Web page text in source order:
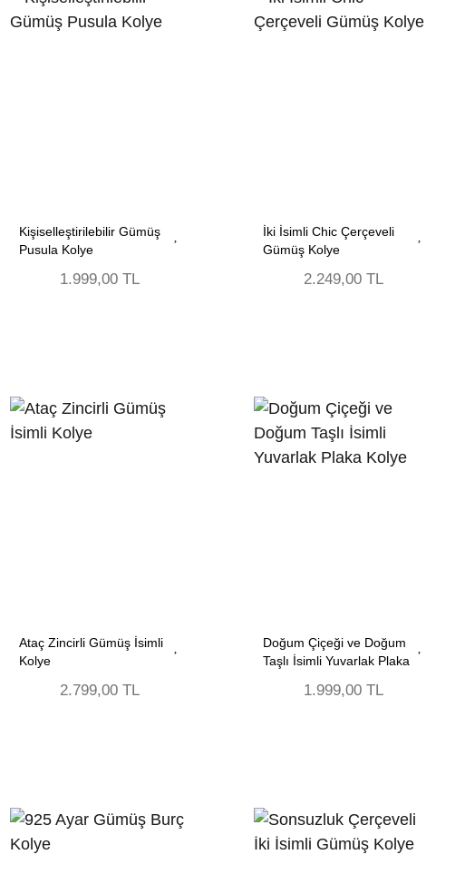
Kişiselleştirilebilir Gümüş
Pusula Kolye
1.999,00 TL
İki İsimli Chic Çerçeveli
Gümüş Kolye
2.249,00 TL
Ataç Zincirli Gümüş İsimli
Kolye
2.799,00 TL
Doğum Çiçeği ve Doğum
Taşlı İsimli Yuvarlak Plaka
1.999,00 TL